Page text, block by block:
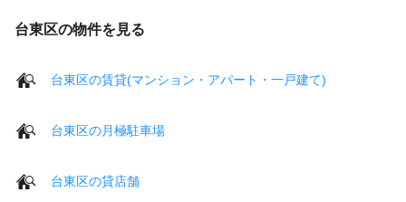
台東区の物件を見る
台東区の賃貸(マンション・アパート・一戸建て)
台東区の月極駐車場
台東区の貸店舗